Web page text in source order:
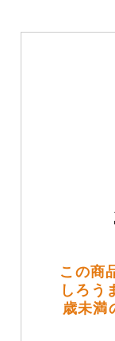
この商
しろう
歳未満